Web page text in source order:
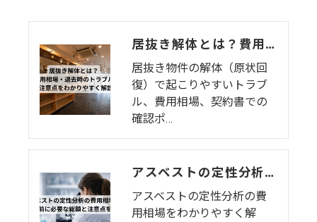
居抜き解体とは？費用相場・退去時のトラブル・注意点をわかりやすく解説
居抜き物件の解体（原状回
復）で起こりやすいトラブ
ル、費用相場、契約書での
確認ポ…
アスベストの定性分析の費用相場は？解体前に必要な総額と注意点を解説
アスベストの定性分析の費
用相場をわかりやすく解